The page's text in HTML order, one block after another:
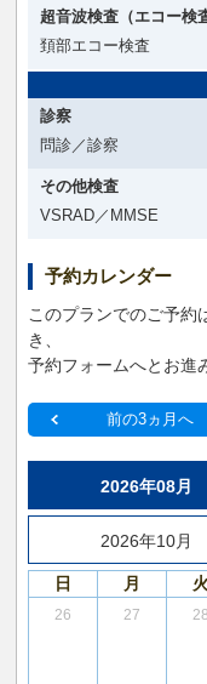
超音波検査（エコー検
頚部エコー検査
診察
問診／診察
その他検査
VSRAD／MMSE
予約カレンダー
このプランでのご予約
き、
予約フォームへとお進
前の3ヵ月へ
2026年08月
2026年10月
日 月 火
26 27 28